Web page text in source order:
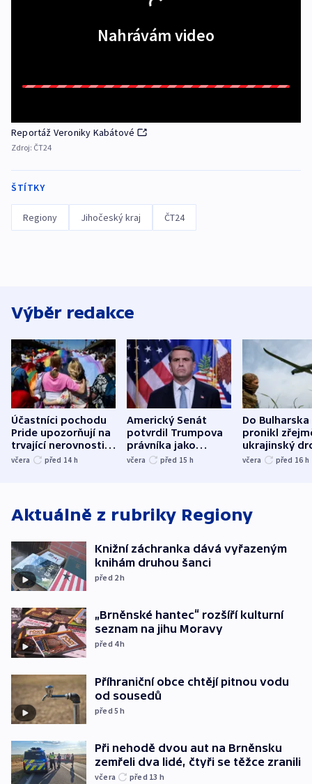
Nahrávám video
Reportáž Veroniky Kabátové
Zdroj: ČT24
ŠTÍTKY
Regiony Jihočeský kraj ČT24
Výběr redakce
Účastníci pochodu
Pride upozorňují na
trvající nerovnosti i
společenskou
včera před 14 h
Americký Senát
potvrdil Trumpova
právníka jako
ministra
včera před 15 h
Do Bulharska
pronikl
ukrajinský
explodoval
včera před 16 h
Aktuálně z rubriky Regiony
Knižní záchranka dává vyřazeným
knihám druhou šanci
před 2h
„Brněnské hantec“ rozšíří kulturní
seznam na jihu Moravy
před 4h
Příhraniční obce chtějí pitnou vodu
od sousedů
před 5h
Při nehodě dvou aut na Brněnsku
zemřeli dva lidé, čtyři se těžce zranili
včera před 13 h